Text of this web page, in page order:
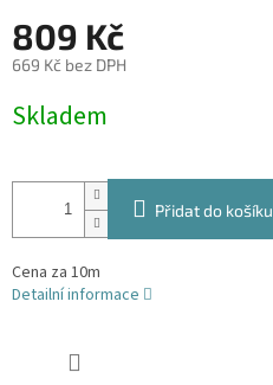
809 Kč
669 Kč bez DPH
cena:
Skladem
Přidat do košíku
Cena za 10m
Detailní informace